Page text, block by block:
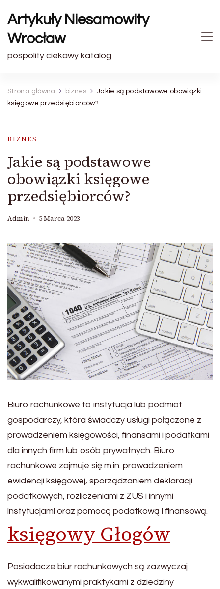
Artykuły Niesamowity
Wrocław
pospolity ciekawy katalog
Strona główna biznes
Jakie są podstawowe obowiązki
księgowe przedsiębiorców?
BIZNES
Jakie są podstawowe
obowiązki księgowe
przedsiębiorców?
Admin 5 Marca 2023
Biuro rachunkowe to instytucja lub podmiot
gospodarczy, która świadczy usługi połączone z
prowadzeniem księgowości, finansami i podatkami
dla innych firm lub osób prywatnych. Biuro
rachunkowe zajmuje się m.in. prowadzeniem
ewidencji księgowej, sporządzaniem deklaracji
podatkowych, rozliczeniami z ZUS i innymi
instytucjami oraz pomocą podatkową i finansową.
księgowy Głogów
Posiadacze biur rachunkowych są zazwyczaj
wykwalifikowanymi praktykami z dziedziny